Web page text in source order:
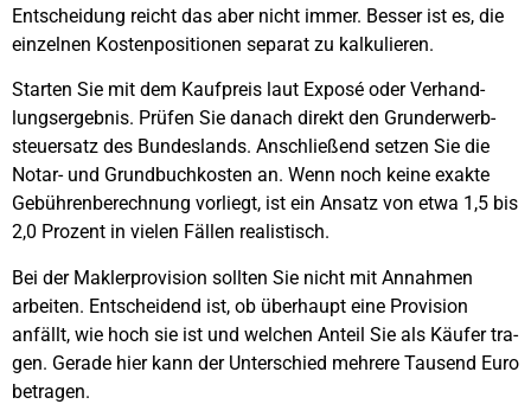
Ent­schei­dung reicht das aber nicht immer. Bes­ser ist es, die
ein­zel­nen Kos­ten­po­si­tio­nen sepa­rat zu kal­ku­lie­ren.
Star­ten Sie mit dem Kauf­preis laut Expo­sé oder Ver­hand­
lungs­er­geb­nis. Prü­fen Sie danach direkt den Grund­er­werb­
steu­er­satz des Bun­des­lands. Anschlie­ßend set­zen Sie die
Notar- und Grund­buch­kos­ten an. Wenn noch kei­ne exak­te
Gebüh­ren­be­rech­nung vor­liegt, ist ein Ansatz von etwa 1,5 bis
2,0 Pro­zent in vie­len Fäl­len rea­lis­tisch.
Bei der Mak­ler­pro­vi­si­on soll­ten Sie nicht mit Annah­men
arbei­ten. Ent­schei­dend ist, ob über­haupt eine Pro­vi­si­on
anfällt, wie hoch sie ist und wel­chen Anteil Sie als Käu­fer tra­
gen. Gera­de hier kann der Unter­schied meh­re­re Tau­send Euro
betra­gen.